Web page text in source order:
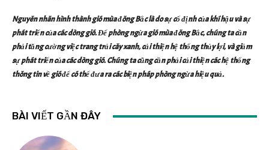
Nguyên nhân hình thành gió mùa đông Bắc là do sự cố định của khí hậu và sự
phát triển của các dòng gió. Để phòng ngừa gió mùa đông Bắc, chúng ta cần
phải tăng cường việc trang trải cây xanh, cải thiện hệ thống thủy lợi, và giảm
sự phát triển của các dòng gió. Chúng ta cũng cần phải cải thiện các hệ thống
thông tin về gió để có thể đưa ra các biện pháp phòng ngừa hiệu quả.
BÀI VIẾT GẦN ĐÂY